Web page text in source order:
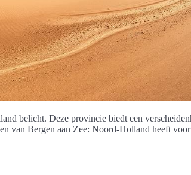
belicht. Deze provincie biedt een
van Bergen aan Zee: Noord-Holland heeft